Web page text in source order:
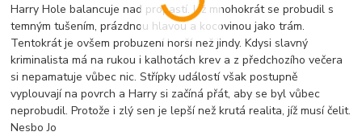
Harry Hole balancuje nad propastí. Už mnohokrát se probudil s
temným tušením, prázdnou hlavou a kocovinou jako trám.
Tentokrát je ovšem probuzení horší než jindy. Kdysi slavný
kriminalista má na rukou i kalhotách krev a z předchozího večera
si nepamatuje vůbec nic. Střípky událostí však postupně
vyplouvají na povrch a Harry si začíná přát, aby se byl vůbec
neprobudil. Protože i zlý sen je lepší než krutá realita, jíž musí čelit.
Nesbo Jo